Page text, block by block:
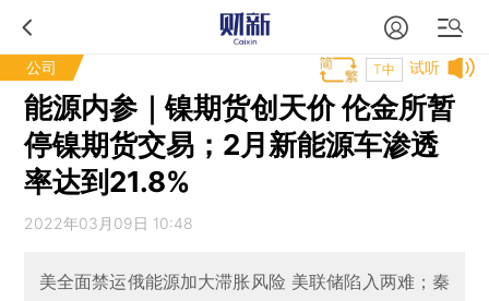
公司 试听
T中
能源内参｜镍期货创天价 伦金所暂
停镍期货交易；2月新能源车渗透
率达到21.8%
2022年03月09日 10:48
美全面禁运俄能源加大滞胀风险 美联储陷入两难；秦